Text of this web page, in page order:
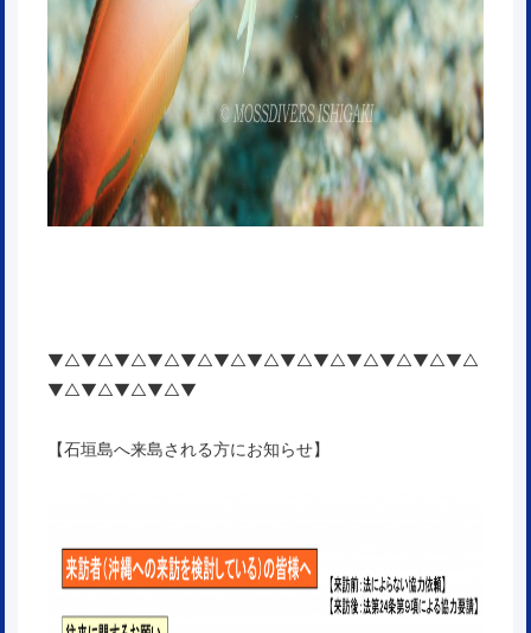
▼△▼△▼△▼△▼△▼△▼△▼△▼△▼△▼△▼△▼△
▼△▼△▼△▼△▼
【石垣島へ来島される方にお知らせ】